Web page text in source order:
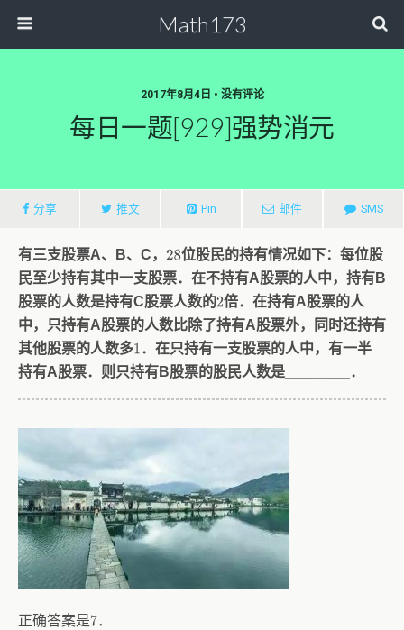
Math173
2017年8月4日 • 没有评论
每日一题[929]强势消元
分享 推文 Pin 邮件 SMS
有三支股票A、B、C， 28位股民的持有情况如下：每位股
民至少持有其中一支股票．在不持有A股票的人中，持有B
股票的人数是持有C股票人数的2倍．在持有A股票的人
中，只持有A股票的人数比除了持有A股票外，同时还持有
其他股票的人数多1 ．在只持有一支股票的人中，有一半
持有A股票．则只持有B股票的股民人数是________．
正确答案是7．